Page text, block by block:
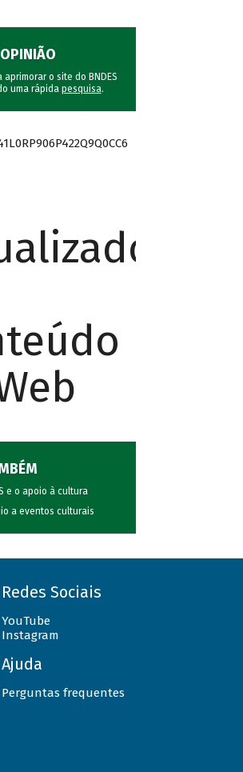
o site do BNDES
uma rápida pesquisa.
e o apoio à cultura
a eventos culturais
Redes Sociais
YouTube
Instagram
Ajuda
Perguntas frequentes